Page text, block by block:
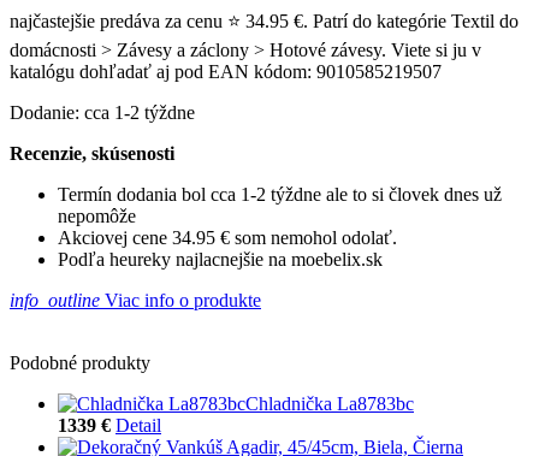
najčastejšie predáva za cenu ⭐ 34.95 €. Patrí do kategórie Textil do
domácnosti > Závesy a záclony > Hotové závesy. Viete si ju v
katalógu dohľadať aj pod EAN kódom: 9010585219507
Dodanie: cca 1-2 týždne
Recenzie, skúsenosti
Termín dodania bol cca 1-2 týždne ale to si človek dnes už
nepomôže
Akciovej cene 34.95 € som nemohol odolať.
Podľa heureky najlacnejšie na moebelix.sk
info_outline Viac info o produkte
Podobné produkty
Chladnička La8783bc
1339 € Detail